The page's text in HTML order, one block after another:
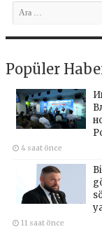
Popüler
4 saat önce
11 saat önce